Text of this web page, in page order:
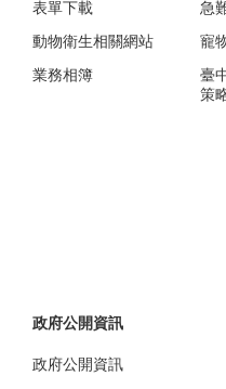
表單下載
動物衛生相關網站
業務相簿
急
寵
臺
策
政府公開資訊
政府公開資訊